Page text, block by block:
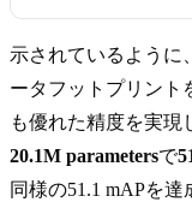
示されているように
ータフットプリント
も優れた精度を実現
20.1M parametersで
同様の51.1 mAPを